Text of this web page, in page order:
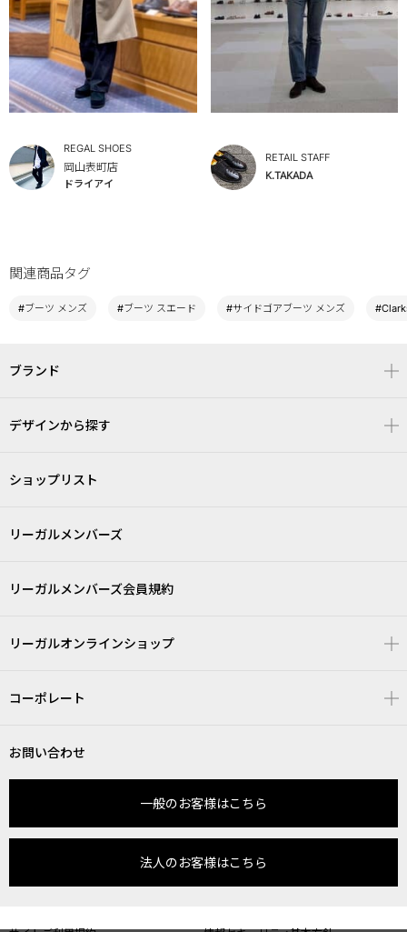
REGAL SHOES
岡山表町店
ドライアイ
RETAIL STAFF
K.TAKADA
関連商品タグ
#ブーツ メンズ #ブーツ スエード #サイドゴアブーツ メンズ
ブランド
デザインから探す
ショップリスト
リーガルメンバーズ
リーガルメンバーズ会員規約
リーガルオンラインショップ
コーポレート
お問い合わせ
一般のお客様はこちら
法人のお客様はこちら